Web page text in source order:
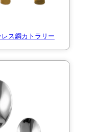
ス鋼カトラリー